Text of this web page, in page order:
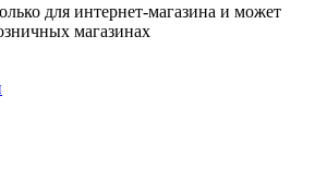
для интернет-магазина и может
магазинах